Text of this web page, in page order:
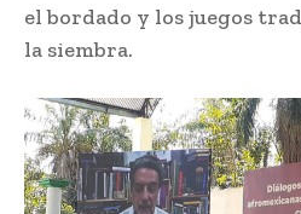
el bordado y los juegos
la siembra.